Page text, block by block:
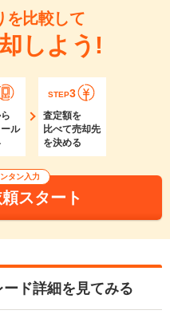
を比較して
しよう!
ル
STEP3
査定額を
比べて売却先
を決める
タン入力
スタート
ド詳細を見てみる